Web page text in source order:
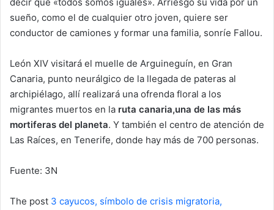
sueño, como el de cualquier otro joven, quiere ser
conductor de camiones y formar una familia, sonríe Fallou.
León XIV visitará el muelle de Arguineguín, en Gran
Canaria, punto neurálgico de la llegada de pateras al
archipiélago, allí realizará una ofrenda floral a los
migrantes muertos en la ruta canaria,una de las más
mortiferas del planeta. Y también el centro de atención de
Las Raíces, en Tenerife, donde hay más de 700 personas.
Fuente: 3N
The post 3 cayucos, símbolo de crisis migratoria,